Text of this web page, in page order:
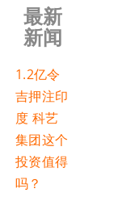
最新
新闻
1.2亿令
吉押注印
度 科艺
集团这个
投资值得
吗？